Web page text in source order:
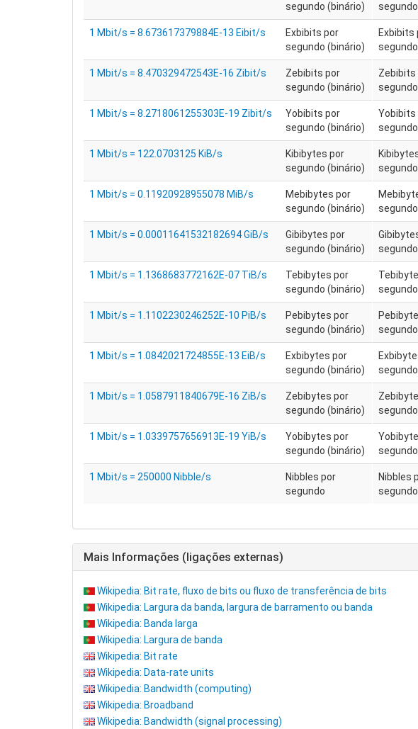
segundo (binário)
1 Mbit/s = 8.673617379884E-13 Eibit/s
Exbibits por
segundo (binário)
1 Mbit/s = 8.470329472543E-16 Zibit/s
Zebibits por
segundo (binário)
1 Mbit/s = 8.2718061255303E-19 Zibit/s
Yobibits por
segundo (binário)
1 Mbit/s = 122.0703125 KiB/s
Kibibytes por
segundo (binário)
1 Mbit/s = 0.11920928955078 MiB/s
Mebibytes por
segundo (binário)
1 Mbit/s = 0.00011641532182694 GiB/s
Gibibytes por
segundo (binário)
1 Mbit/s = 1.1368683772162E-07 TiB/s
Tebibytes por
segundo (binário)
1 Mbit/s = 1.1102230246252E-10 PiB/s
Pebibytes por
segundo (binário)
1 Mbit/s = 1.0842021724855E-13 EiB/s
Exbibytes por
segundo (binário)
1 Mbit/s = 1.0587911840679E-16 ZiB/s
Zebibytes por
segundo (binário)
1 Mbit/s = 1.0339757656913E-19 YiB/s
Yobibytes por
segundo (binário)
1 Mbit/s = 250000 Nibble/s
Nibbles por
segundo
Exbibits
Zebibits
Yobibits
Nibbles
segundo
Mais Informações (ligações externas)
Wikipedia: Bit rate, fluxo de bits ou fluxo de transferência de bits
Wikipedia: Largura da banda, largura de barramento ou banda
Wikipedia: Banda larga
Wikipedia: Largura de banda
Wikipedia: Bit rate
Wikipedia: Data-rate units
Wikipedia: Bandwidth (computing)
Wikipedia: Broadband
Wikipedia: Bandwidth (signal processing)